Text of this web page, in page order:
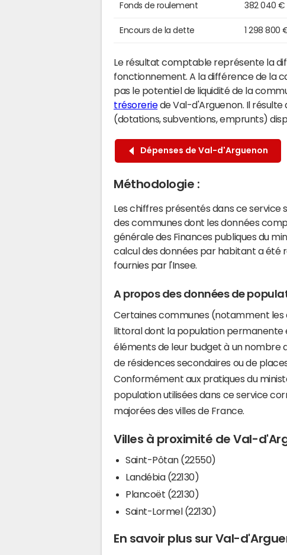
Fonds de roulement 382 040 €
Encours de la dette 1 298 800
Le résultat comptable représente la
fonctionnement. A la différence de la
pas le potentiel de liquidité de la
trésoreriede Val-d'Arguenon. Il
(dotations, subventions, emprunts)
Dépenses de Val-d'Arguenon
Méthodologie :
Les chiffres présentés dans ce service
des communes dont les données
générale des Finances publiques du
calcul des données par habitant a été
fournies par l'Insee.
A propos des données de
Certaines communes (notamment les
littoral dont la population
éléments de leur budget à un nombre
de résidences secondaires ou de
Conformément aux pratiques du
population utilisées dans ce service
majorées des villes de France.
Villes à proximité de Val-
Saint-Pôtan (22550)
Landébia (22130)
Plancoët (22130)
Saint-Lormel (22130)
En savoir plus sur Val-